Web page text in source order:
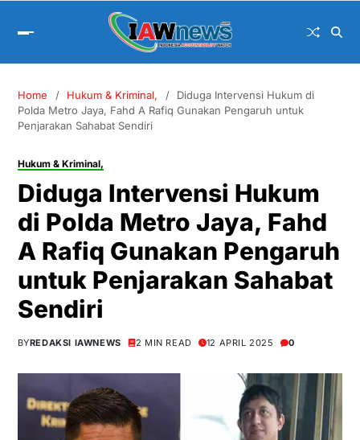
Home Hukum & Kriminal,
Diduga Intervensi Hukum di
Polda Metro Jaya, Fahd A Rafiq Gunakan Pengaruh untuk
Penjarakan Sahabat Sendiri
Hukum & Kriminal,
Diduga Intervensi Hukum
di Polda Metro Jaya, Fahd
A Rafiq Gunakan Pengaruh
untuk Penjarakan Sahabat
Sendiri
BYREDAKSI IAWNEWS 2 MIN READ 12 APRIL 2025 0